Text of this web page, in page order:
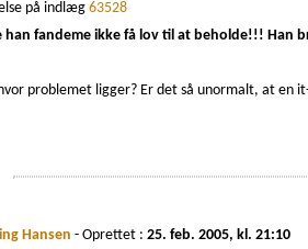
på indlæg 63528
han fandeme ikke få lov til at beholde!!! Han
problemet ligger? Er det så unormalt, at
Hansen - Oprettet : 25. feb. 2005, kl. 21:10